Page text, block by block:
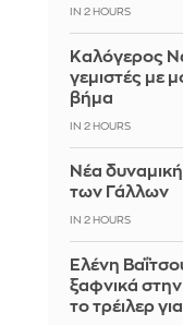
IN 2 HOURS
Καλόγερος
γεμιστές με
βήμα
IN 2 HOURS
Νέα
των Γάλλων
IN 2 HOURS
Ελένη
ξαφνικά
το τρέιλερ